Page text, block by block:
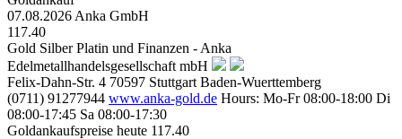
07.08.2026 Anka GmbH
117.40
Gold Silber Platin und Finanzen - Anka
Edelmetallhandelsgesellschaft mbH
Felix-Dahn-Str. 4 70597 Stuttgart Baden-Wuerttemberg
(0711) 91277944 www.anka-gold.de Hours: Mo-Fr 08:00-18:00 Di
08:00-17:45 Sa 08:00-17:30
Goldankaufspreise heute 117.40